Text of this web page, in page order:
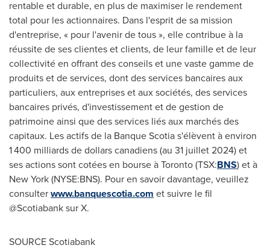
rentable et durable, en plus de maximiser le rendement
total pour les actionnaires. Dans l'esprit de sa mission
d'entreprise, « pour l'avenir de tous », elle contribue à la
réussite de ses clientes et clients, de leur famille et de leur
collectivité en offrant des conseils et une vaste gamme de
produits et de services, dont des services bancaires aux
particuliers, aux entreprises et aux sociétés, des services
bancaires privés, d'investissement et de gestion de
patrimoine ainsi que des services liés aux marchés des
capitaux. Les actifs de la Banque Scotia s'élèvent à environ
1 400 milliards de dollars canadiens (au 31 juillet 2024) et
ses actions sont cotées en bourse àToronto(TSX:BNS) et à
New York(NYSE:BNS). Pour en savoir davantage, veuillez
consulterwww.banquescotia.com et suivre le fil
@Scotiabank sur X.
SOURCE Scotiabank